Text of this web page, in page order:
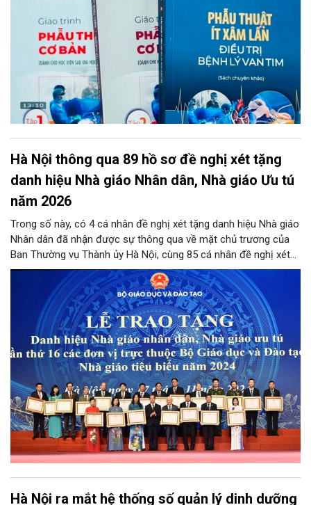
Sinh Hiền – Giám đốc Bệnh viện Tim Hà Nội chủ biên, đánh dấu
một cột mốc quan trọng trong công tác nghiên cứu, đào tạo và
chuyển giao công nghệ phẫu thuật tim tại Việt Nam.
Hà Nội thông qua 89 hồ sơ đề nghị xét tặng
danh hiệu Nhà giáo Nhân dân, Nhà giáo Ưu tú
năm 2026
Trong số này, có 4 cá nhân đề nghị xét tặng danh hiệu Nhà giáo
Nhân dân đã nhận được sự thông qua về mặt chủ trương của
Ban Thường vụ Thành ủy Hà Nội, cùng 85 cá nhân đề nghị xét
tặng danh hiệu Nhà giáo Ưu tú đạt tỷ lệ từ 90% tổng số phiếu
đồng ý của các thành viên Hội đồng.
Hà Nội ra mắt hệ thống số quản lý dinh dưỡng